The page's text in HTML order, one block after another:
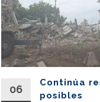
06
Continúa
posibles